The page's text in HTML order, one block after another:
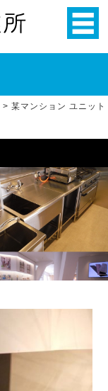
> 某マンション ユニット